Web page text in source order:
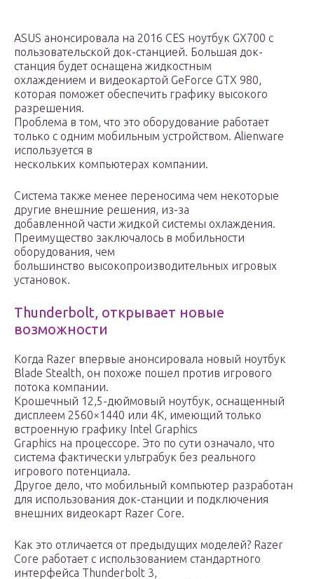
ASUS анонсировала на 2016 CES ноутбук GX700 с
пользовательской док-станцией. Большая док-
станция будет оснащена жидкостным
охлаждением и видеокартой GeForce GTX 980,
которая поможет обеспечить графику высокого
разрешения.
Проблема в том, что это оборудование работает
только с одним мобильным устройством. Alienware
используется в
нескольких компьютерах компании.
Система также менее переносима чем некоторые
другие внешние решения, из-за
добавленной части жидкой системы охлаждения.
Преимущество заключалось в мобильности
оборудования, чем
большинство высокопроизводительных игровых
установок.
Thunderbolt, открывает новые
возможности
Когда Razer впервые анонсировала новый ноутбук
Blade Stealth, он похоже пошел против игрового
потока компании.
Крошечный 12,5-дюймовый ноутбук, оснащенный
дисплеем 2560×1440 или 4K, имеющий только
встроенную графику Intel Graphics
Graphics на процессоре. Это по сути означало, что
система фактически ультрабук без реального
игрового потенциала.
Другое дело, что мобильный компьютер разработан
для использования док-станции и подключения
внешних видеокарт Razer Core.
Как это отличается от предыдущих моделей? Razer
Core работает с использованием стандартного
интерфейса Thunderbolt 3,